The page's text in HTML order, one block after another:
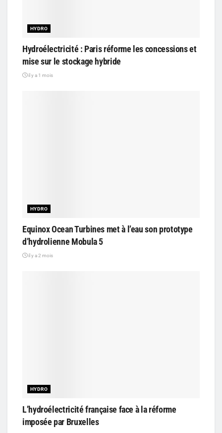
HYDRO
Hydroélectricité : Paris réforme les concessions et
mise sur le stockage hybride
il y a 1 mois
HYDRO
Equinox Ocean Turbines met à l’eau son prototype
d’hydrolienne Mobula 5
il y a 2 mois
HYDRO
L’hydroélectricité française face à la réforme
imposée par Bruxelles